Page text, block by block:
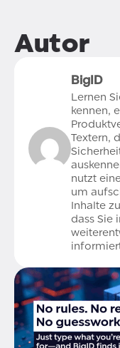
Autor
BigID
Lernen
kennen,
Textern,
nutzt
um
Inhalte
dass Sie